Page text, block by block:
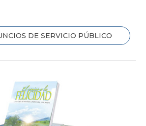
DE SERVICIO PÚBLICO